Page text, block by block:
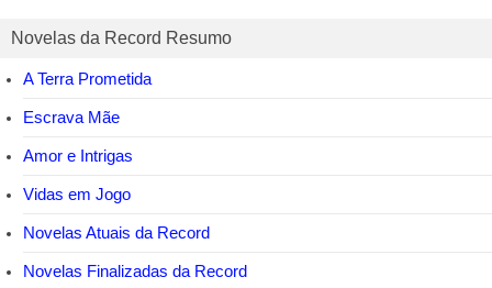
Novelas da Record Resumo
A Terra Prometida
Escrava Mãe
Amor e Intrigas
Vidas em Jogo
Novelas Atuais da Record
Novelas Finalizadas da Record